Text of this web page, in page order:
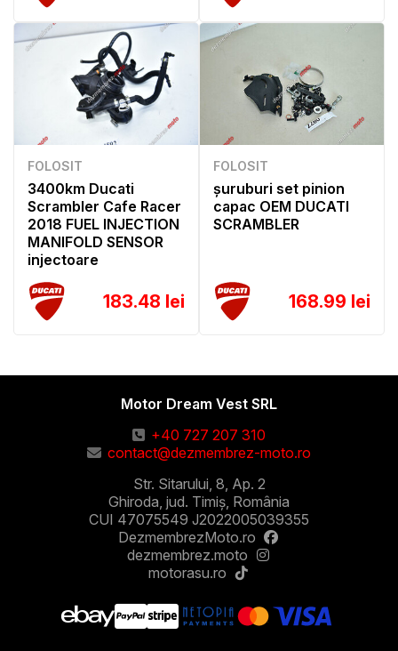
FOLOSIT
3400km Ducati
Scrambler Cafe Racer
2018 FUEL INJECTION
MANIFOLD SENSOR
injectoare
183.48 lei
FOLOSIT
șuruburi set pinion
capac OEM DUCATI
SCRAMBLER
168.99 lei
Motor Dream Vest SRL
+40 727 207 310
contact@dezmembrez-moto.ro
Str. Sitarului, 8, Ap. 2
Ghiroda, jud. Timiș, România
CUI 47075549 J2022005039355
DezmembrezMoto.ro
dezmembrez.moto
motorasu.ro